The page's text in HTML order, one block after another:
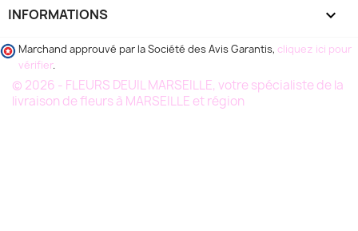
INFORMATIONS keyboard_arrow_down
Marchand approuvé par la Société des Avis Garantis, cliquez ici pour
vérifier.
© 2026 - FLEURS DEUIL MARSEILLE, votre spécialiste de la
livraison de fleurs à MARSEILLE et région